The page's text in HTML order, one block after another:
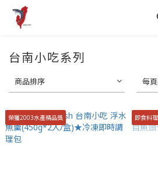
台南小吃系列
商品排序 每
榮獲2003水產精品獎 即食料